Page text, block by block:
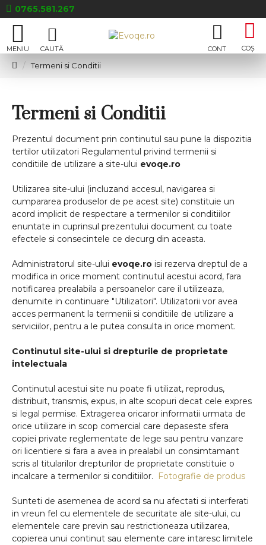
0765.581.267
Termeni si Conditii
Termeni si Conditii
Prezentul document prin continutul sau pune la dispozitia
tertilor utilizatori Regulamentul privind termenii si
conditiile de utilizare a site-ului evoqe.ro
Utilizarea site-ului (incluzand accesul, navigarea si
cumpararea produselor de pe acest site) constituie un
acord implicit de respectare a termenilor si conditiilor
enuntate in cuprinsul prezentului document cu toate
efectele si consecintele ce decurg din aceasta.
Administratorul site-ului evoqe.ro isi rezerva dreptul de a
modifica in orice moment continutul acestui acord, fara
notificarea prealabila a persoanelor care il utilizeaza,
denumite in continuare "Utilizatori". Utilizatorii vor avea
acces permanent la termenii si conditiile de utilizare a
serviciilor, pentru a le putea consulta in orice moment.
Continutul site-ului si drepturile de proprietate
intelectuala
Continutul acestui site nu poate fi utilizat, reprodus,
distribuit, transmis, expus, in alte scopuri decat cele expres
si legal permise. Extragerea oricaror informatii urmata de
orice utilizare in scop comercial care depaseste sfera
copiei private reglementate de lege sau pentru vanzare
ori licentiere si fara a avea in prealabil un consimtamant
scris al titularilor drepturilor de proprietate constituie o
incalcare a termenilor si conditiilor.
Fotografie de produs
Sunteti de asemenea de acord sa nu afectati si interferati
in vreun fel cu elementele de securitate ale site-ului, cu
elementele care previn sau restrictioneaza utilizarea,
copierea unui continut sau elemente care intaresc limitele